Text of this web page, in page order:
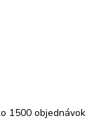
1500 objednávok